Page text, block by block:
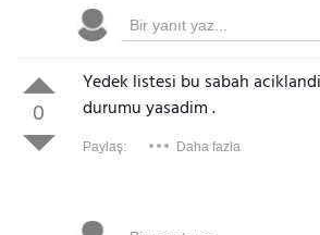
0
Yedek listesi bu sabah
durumu yasadim .
Paylaş: Daha fazla